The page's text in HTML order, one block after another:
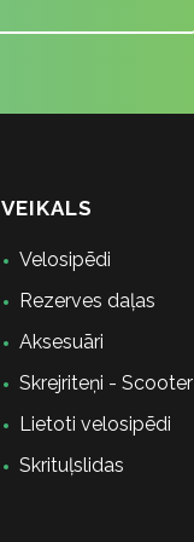
VEIKALS
Velosipēdi
Rezerves daļas
Aksesuāri
Skrejriteņi - Scooter
Lietoti velosipēdi
Skrituļslidas